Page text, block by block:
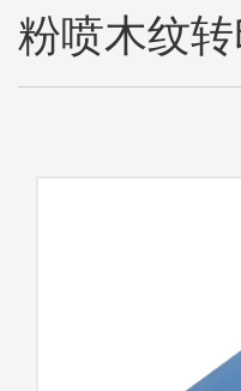
粉喷木纹